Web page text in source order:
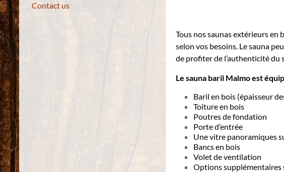
Tous nos saunas extérieurs
selon vos besoins. Le sauna
de profiter de l’authenticité du
Le sauna baril Malmo est
Baril en bois (épaisseur
Toiture en bois
Poutres de fondation
Porte d’entrée
Une vitre panoramiques
Bancs en bois
Volet de ventilation
Options supplémentaires
Contact us